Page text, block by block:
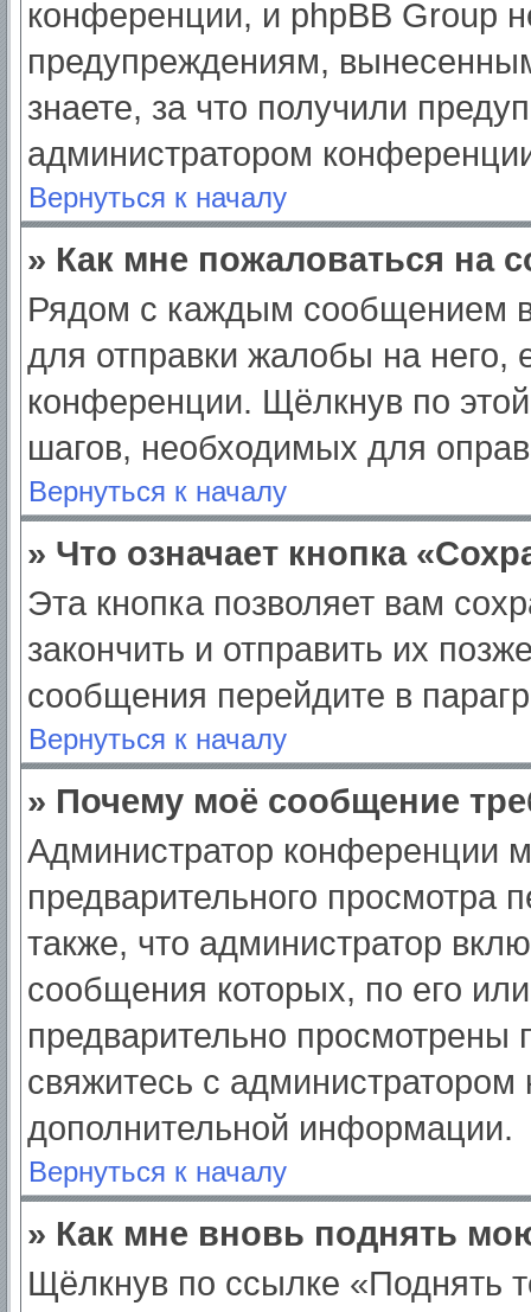
конференции, и phpBB Group
предупреждениям,
знаете, за что получили
администратором
Вернуться к началу
» Как мне пожаловаться на
Рядом с каждым сообщением
для отправки жалобы на него,
конференции. Щёлкнув по
шагов, необходимых для
Вернуться к началу
» Что означает кнопка
Эта кнопка позволяет вам
закончить и отправить их
сообщения перейдите в
Вернуться к началу
» Почему моё сообщение
Администратор конференции
предварительного просмотра
также, что администратор
сообщения которых, по его
предварительно просмотрены
свяжитесь с
дополнительной информации.
Вернуться к началу
» Как мне вновь поднять
Щёлкнув по ссылке «Поднять